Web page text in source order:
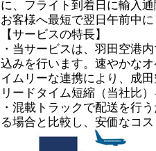
に、フライト到着日に輸入
お客様へ最短で翌日午前中
【サービスの特長】
・当サービスは、羽田空港
込みを行います。速やかな
イムリーな連携により、成
リードタイム短縮（当社比
・混載トラックで配送を行
る場合と比較し、安価なコ